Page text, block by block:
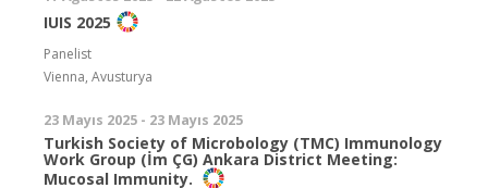
IUIS 2025
Panelist
Vienna, Avusturya
23 Mayıs 2025 - 23 Mayıs 2025
Turkish Society of Microbology (TMC) Immunology
Work Group (İm ÇG) Ankara District Meeting:
Mucosal Immunity.